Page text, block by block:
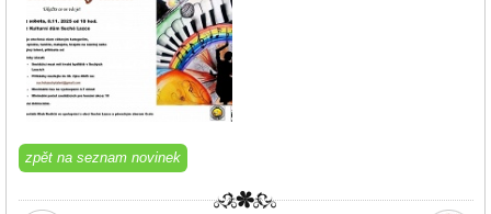
zpět na seznam novinek